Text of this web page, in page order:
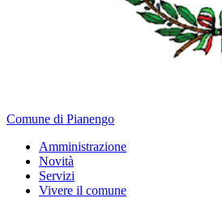
Comune di Pianengo
Amministrazione
Novità
Servizi
Vivere il comune